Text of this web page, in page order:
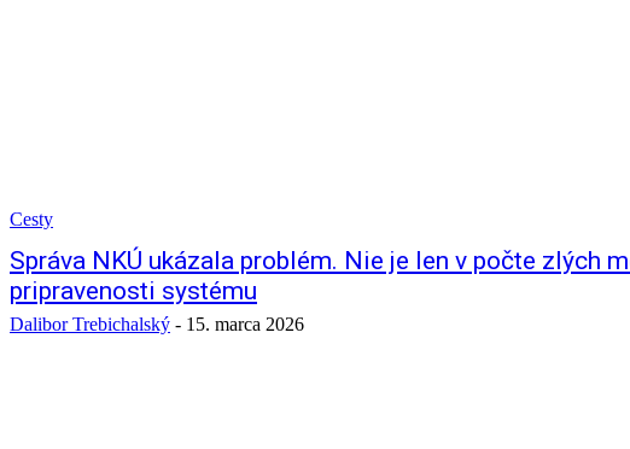
Cesty
Správa NKÚ ukázala problém. Nie je len v počte zlých
pripravenosti systému
Dalibor Trebichalský - 15. marca 2026